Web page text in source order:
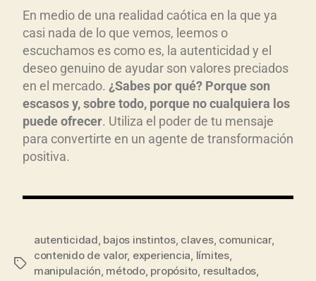
En medio de una realidad caótica en la que ya
casi nada de lo que vemos, leemos o
escuchamos es como es, la autenticidad y el
deseo genuino de ayudar son valores preciados
en el mercado. ¿Sabes por qué? Porque son
escasos y, sobre todo, porque no cualquiera los
puede ofrecer. Utiliza el poder de tu mensaje
para convertirte en un agente de transformación
positiva.
autenticidad bajos instintos, claves, comunicar,
contenido de valor, experiencia límites,
manipulación método, propósito resultados